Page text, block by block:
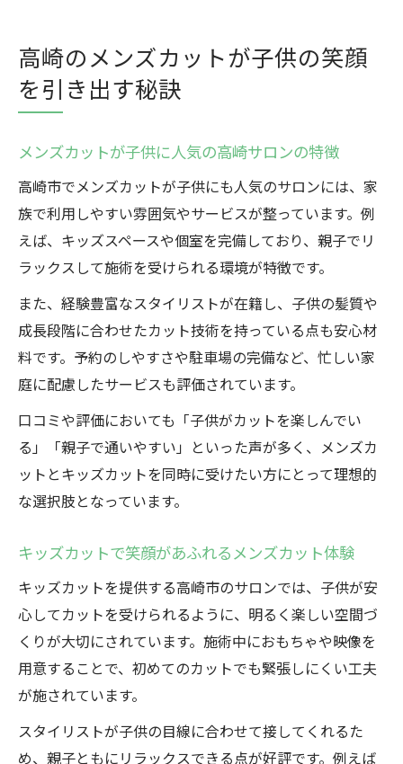
高崎のメンズカットが子供の笑顔
を引き出す秘訣
メンズカットが子供に人気の高崎サロンの特徴
高崎市でメンズカットが子供にも人気のサロンには、家
族で利用しやすい雰囲気やサービスが整っています。例
えば、キッズスペースや個室を完備しており、親子でリ
ラックスして施術を受けられる環境が特徴です。
また、経験豊富なスタイリストが在籍し、子供の髪質や
成長段階に合わせたカット技術を持っている点も安心材
料です。予約のしやすさや駐車場の完備など、忙しい家
庭に配慮したサービスも評価されています。
口コミや評価においても「子供がカットを楽しんでい
る」「親子で通いやすい」といった声が多く、メンズカ
ットとキッズカットを同時に受けたい方にとって理想的
な選択肢となっています。
キッズカットで笑顔があふれるメンズカット体験
キッズカットを提供する高崎市のサロンでは、子供が安
心してカットを受けられるように、明るく楽しい空間づ
くりが大切にされています。施術中におもちゃや映像を
用意することで、初めてのカットでも緊張しにくい工夫
が施されています。
スタイリストが子供の目線に合わせて接してくれるた
め、親子ともにリラックスできる点が好評です。例えば